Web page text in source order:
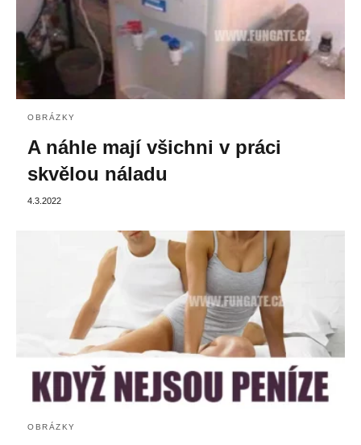
OBRÁZKY
A náhle mají všichni v práci
skvělou náladu
4.3.2022
OBRÁZKY